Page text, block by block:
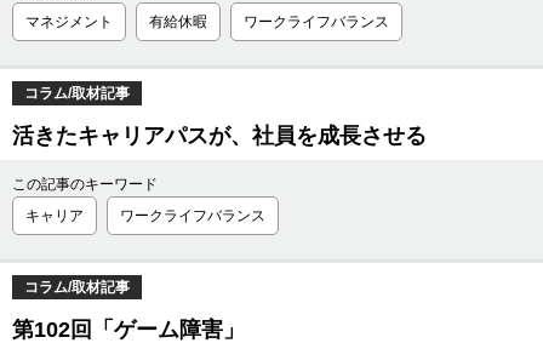
マネジメント
有給休暇 ワークライフバランス
コラム/取材記事
活きたキャリアパスが、社員を成長させる
この記事のキーワード
キャリア
ワークライフバランス
コラム/取材記事
第102回「ゲーム障害」